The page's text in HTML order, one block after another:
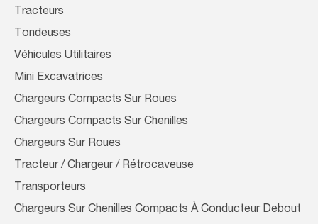
Tracteurs
Tondeuses
Véhicules Utilitaires
Mini Excavatrices
Chargeurs Compacts Sur Roues
Chargeurs Compacts Sur Chenilles
Chargeurs Sur Roues
Tracteur / Chargeur / Rétrocaveuse
Transporteurs
Chargeurs Sur Chenilles Compacts À Conducteur Debout